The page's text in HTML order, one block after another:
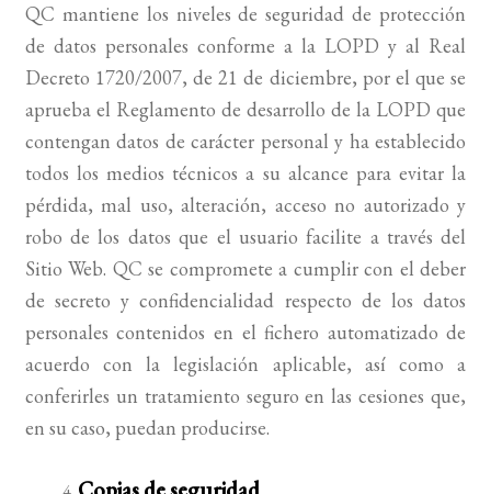
QC mantiene los niveles de seguridad de protección
de datos personales conforme a la LOPD y al Real
Decreto 1720/2007, de 21 de diciembre, por el que se
aprueba el Reglamento de desarrollo de la LOPD que
contengan datos de carácter personal y ha establecido
todos los medios técnicos a su alcance para evitar la
pérdida, mal uso, alteración, acceso no autorizado y
robo de los datos que el usuario facilite a través del
Sitio Web. QC se compromete a cumplir con el deber
de secreto y confidencialidad respecto de los datos
personales contenidos en el fichero automatizado de
acuerdo con la legislación aplicable, así como a
conferirles un tratamiento seguro en las cesiones que,
en su caso, puedan producirse.